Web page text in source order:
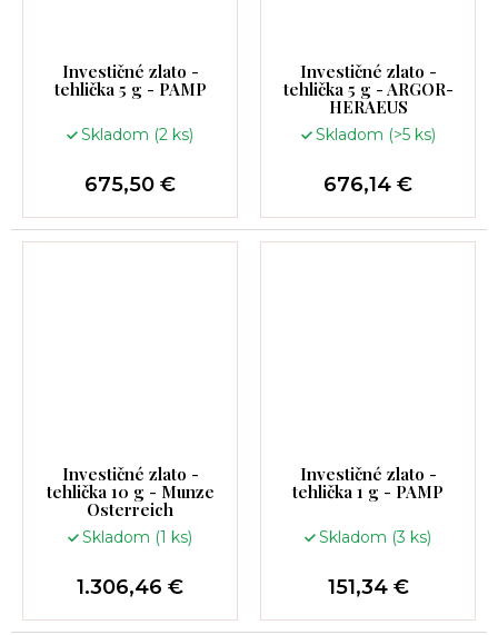
Investičné zlato -
tehlička 5 g - PAMP
Skladom (2 ks)
675,50 €
Investičné zlato -
tehlička 5 g - ARGOR-
HERAEUS
Skladom (>5 ks)
676,14 €
Investičné zlato -
tehlička 10 g - Munze
Osterreich
Skladom (1 ks)
1.306,46 €
Investičné zlato -
tehlička 1 g - PAMP
Skladom (3 ks)
151,34 €